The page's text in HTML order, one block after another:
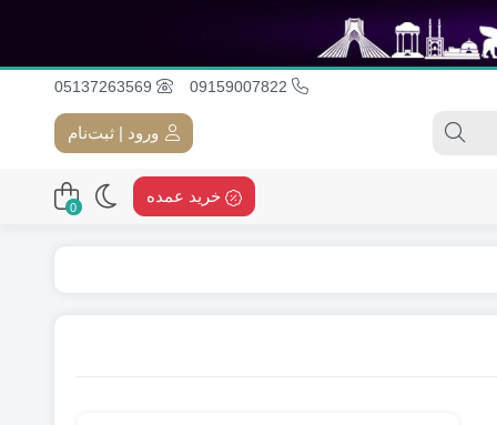
ورود | ثبت‌نام
خرید عمده
0